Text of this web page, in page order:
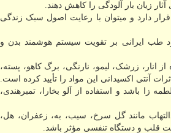
زیان بار آلودگی را کاهش دهند.
دارد و میتوان با رعایت اصول سبک زندگی
طب ایرانی بر تقویت سیستم هوشمند بدن و
انار، زرشک، لیمو، نارنگی، برگ کاهو، پسته،
آنتی اکسیدانی این مواد را تأیید کرده است.
باشد و استفاده از آلو بخارا، تمبرهندی،
مانند گل سرخ، سیب، به، زعفران، هل،
قلب و دستگاه تنفسی مؤثر باشد.